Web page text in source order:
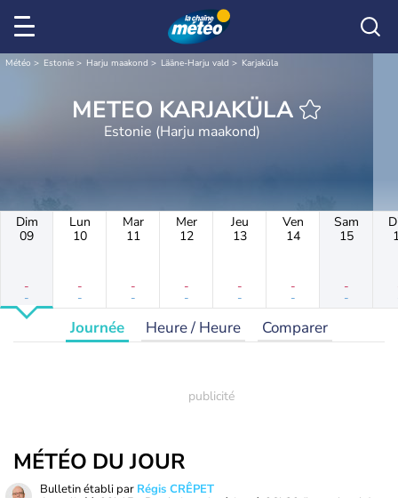
Météo Estonie Harju maakond Lääne-Harju vald Karjaküla
METEO KARJAKÜLA
Estonie (Harju maakond)
Dim
09
-
-
Lun
10
-
-
Mar
11
-
-
Mer
12
-
-
Jeu
13
-
-
Ven
14
-
-
Sam
15
-
-
Journée Heure / Heure Comparer
MÉTÉO DU JOUR
Bulletin établi par Régis CRÊPET